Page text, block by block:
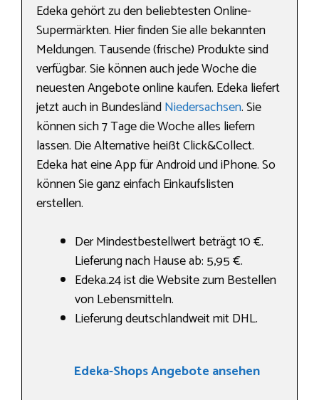
Edeka gehört zu den beliebtesten Online-
Supermärkten. Hier finden Sie alle bekannten
Meldungen. Tausende (frische) Produkte sind
verfügbar. Sie können auch jede Woche die
neuesten Angebote online kaufen. Edeka liefert
jetzt auch in BundesländNiedersachsen. Sie
können sich 7 Tage die Woche alles liefern
lassen. Die Alternative heißt Click&Collect.
Edeka hat eine App für Android und iPhone. So
können Sie ganz einfach Einkaufslisten
erstellen.
Der Mindestbestellwert beträgt 10 €.
Lieferung nach Hause ab: 5,95 €.
Edeka.24 ist die Website zum Bestellen
von Lebensmitteln.
Lieferung deutschlandweit mit DHL.
Edeka-Shops Angebote ansehen